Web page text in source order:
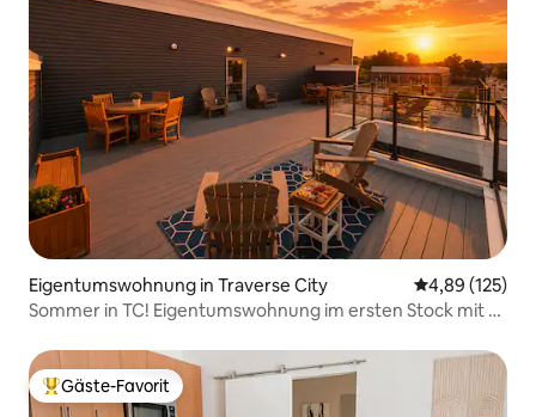
Eigentumswohnung in Traverse City
4,89 (125)
Sommer in TC! Eigentumswohnung im ersten Stock mit 2
Beliebter Gäste-Favorit.
Gäste-Favorit